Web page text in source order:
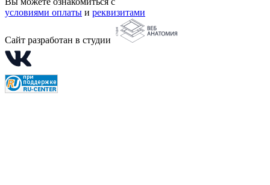
условиями оплаты и реквизитами
Сайт разработан в студии